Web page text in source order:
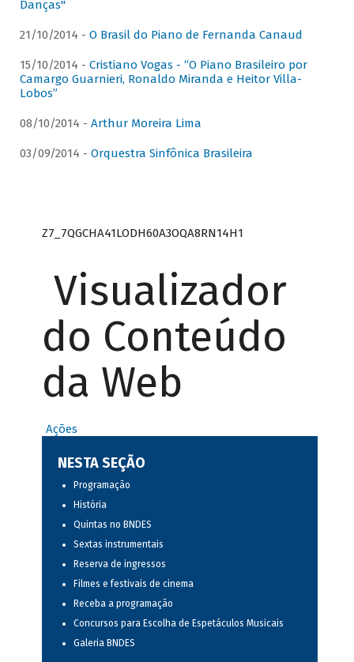
Danças"
21/10/2014 - O Brasil do Piano de Fernanda Canaud
15/10/2014 - Cristiano Vogas - “O Piano Brasileiro por
Camargo Guarnieri, Ronaldo Miranda e Heitor Villa-
Lobos”
08/10/2014 - Arthur Moreira Lima
03/09/2014 - Orquestra Sinfônica Brasileira
Z7_7QGCHA41LODH60A3OQA8RN14H1
Visualizador
do Conteúdo
da Web
Ações
NESTA SEÇÃO
Programação
História
Quintas no BNDES
Sextas instrumentais
Reserva de ingressos
Filmes e festivais de cinema
Receba a programação
Concursos para Escolha de Espetáculos Musicais
Galeria BNDES